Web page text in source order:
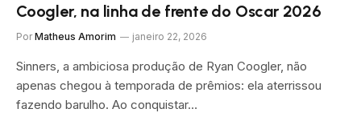
Coogler, na linha de frente do Oscar 2026
Por Matheus Amorim janeiro 22, 2026
Sinners, a ambiciosa produção de Ryan Coogler, não
apenas chegou à temporada de prêmios: ela aterrissou
fazendo barulho. Ao conquistar…